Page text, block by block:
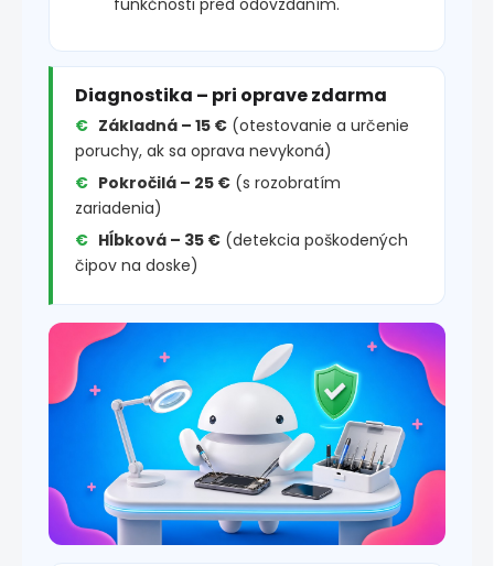
Diagnostika – pri oprave zdarma
Základná – 15 € (otestovanie a určenie
poruchy, ak sa oprava nevykoná)
Pokročilá – 25 € (s rozobratím
zariadenia)
Hĺbková – 35 € (detekcia poškodených
čipov na doske)